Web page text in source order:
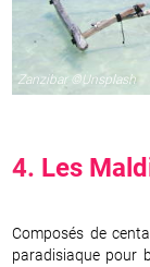
Zanzibar ©Unsplash
4. Les
Composés de
paradisiaque pour